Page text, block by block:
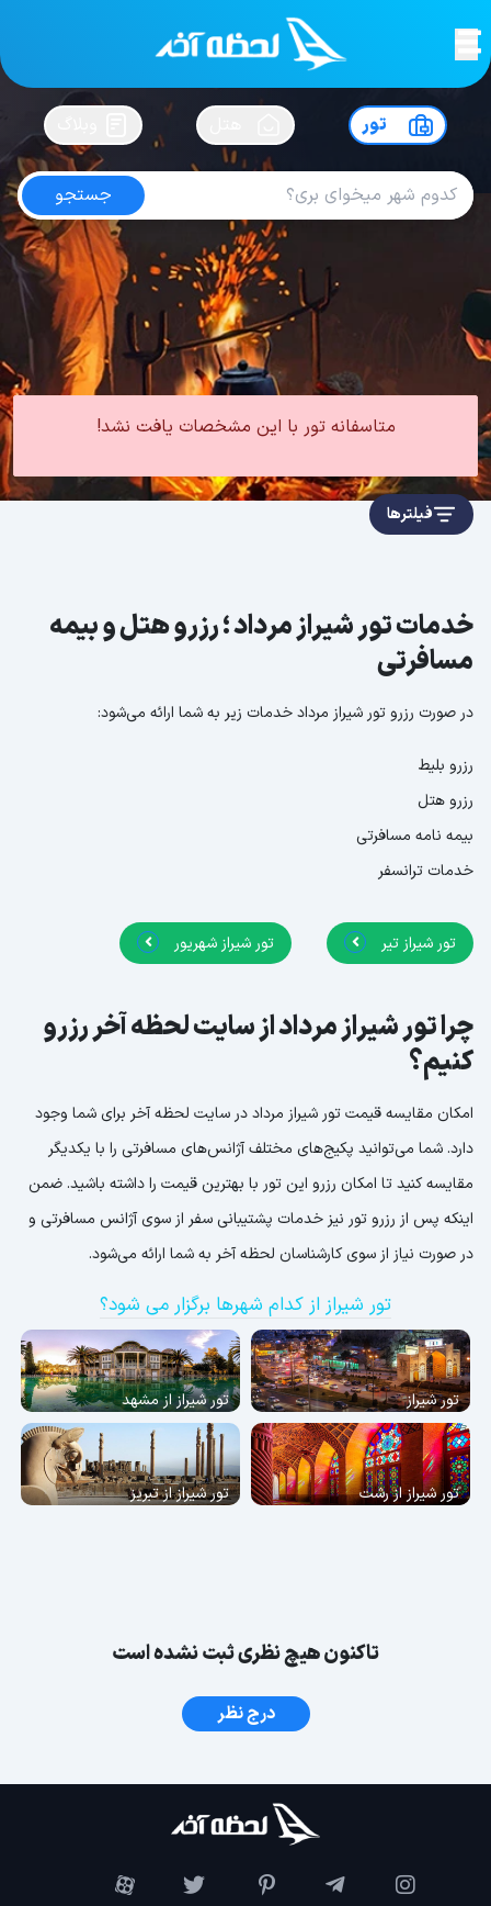
لحظه آخرسفرت رو بساز !
تور
جستجو
تور شیراز مرداد
امتیاز5 از5| از100 کاربر
تور داخلی تور شیراز
تور شیراز تابستان
متاسفانه تور با این مشخصات یافت نشد!
فیلترها
خدمات تور شیراز مرداد ؛ رزرو هتل و بیمه
مسافرتی
در صورت رزرو تور شیراز مرداد خدمات زیر به شما ارائه می‌شود:
رزرو بلیط
رزرو هتل
بیمه نامه مسافرتی
خدمات ترانسفر
تور شیراز تیر تور شیراز شهریور
چرا تور شیراز مرداد از سایت لحظه آخر رزرو
کنیم؟
امکان مقایسه قیمت تور شیراز مرداد در سایت لحظه آخر برای شما وجود
دارد. شما می‌توانید پکیج‌های مختلف آژانس‌های مسافرتی را با یکدیگر
مقایسه کنید تا امکان رزرو این تور با بهترین قیمت را داشته باشید. ضمن
اینکه پس از رزرو تور نیز خدمات پشتیبانی سفر از سوی آژانس مسافرتی و
در صورت نیاز از سوی کارشناسان لحظه آخر به شما ارائه می‌شود.
تور شیراز از کدام شهرها برگزار می شود؟
تور شیراز تور شیراز از مشهد
تور شیراز از رشت تور شیراز از تبریز
تاکنون هیچ نظری ثبت نشده است
درج نظر